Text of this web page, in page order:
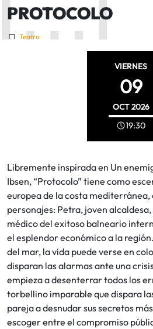
PROTOCOLO
Teatro
VIERNES
09
OCT2026
19:30
Libremente inspirada en Un
Ibsen, “Protocolo” tiene como
europea de la costa mediterránea,
personajes: Petra, joven
médico del exitoso balneario
el esplendor económico a la
del mar, la vida puede verse en
disparan las alarmas ante una
empieza a desenterrar todos los
torbellino imparable que dispara
pareja a desnudar sus secretos
escoger entre el compromiso